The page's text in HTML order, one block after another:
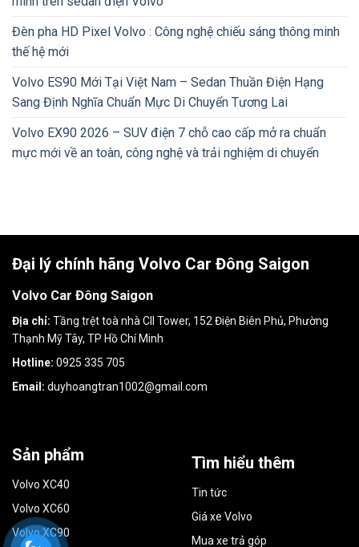
Đèn pha HD Pixel Volvo : Công nghệ chiếu sáng thông minh
thế hệ mới
Volvo ES90 Mới Tại Việt Nam – Sedan Thuần Điện Hạng
Sang Định Nghĩa Chuẩn Mực Di Chuyển Tương Lai
Volvo EX90 2026 – SUV điện 7 chỗ cao cấp mở ra chuẩn
mực mới về an toàn, công nghệ và trải nghiệm di chuyển
Đại lý chính hãng Volvo Car Đông Saigon
Volvo Car Đông Saigon
Địa chỉ: Tầng trệt toà nhà CII Tower, 152 Điện Biên Phủ, Phường
Thạnh Mỹ Tây, TP Hồ Chí Minh
Hotline: 0925 335 705
Email: duyhoangtran1002@gmail.com
Sản phẩm
Volvo XC40
Volvo XC60
Volvo XC90
Tìm hiểu thêm
Tin tức
Giá xe Volvo
Mua xe trả góp